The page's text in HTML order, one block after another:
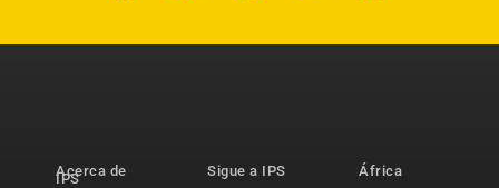
Acerca de
IPS
Sigue a IPS
África